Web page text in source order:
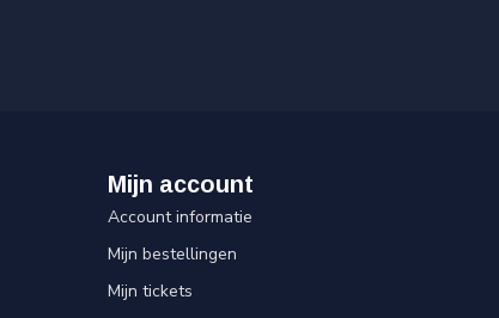
Mijn account
Account informatie
Mijn bestellingen
Mijn tickets